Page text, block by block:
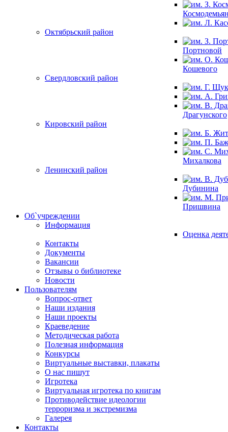
Октябрьский район
Портновой
Кошевого
Свердловский район
Драгунского
Кировский район
Михалкова
Ленинский район
Дубинина
Пришвина
Об`учреждении
Информация
Оценка
Контакты
Документы
Вакансии
Отзывы о библиотеке
Новости
Пользователям
Вопрос-ответ
Наши издания
Наши проекты
Краеведение
Методическая работа
Полезная информация
Конкурсы
Виртуальные выставки, плакаты
О нас пишут
Игротека
Виртуальная игротека по книгам
Противодействие идеологии
терроризма и экстремизма
Галерея
Контакты